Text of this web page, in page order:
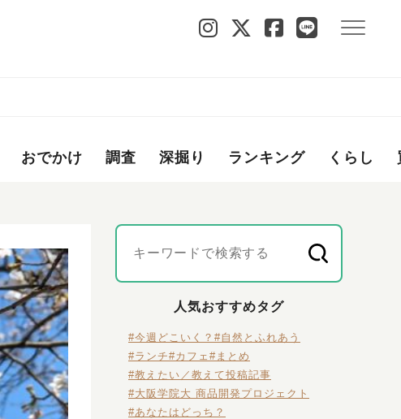
おでかけ 調査 深掘り ランキング くらし
人気おすすめタグ
#今週どこいく？ #自然とふれあう
#ランチ#カフェ #まとめ
#教えたい／教えて投稿記事
#大阪学院大 商品開発プロジェクト
#あなたはどっち？